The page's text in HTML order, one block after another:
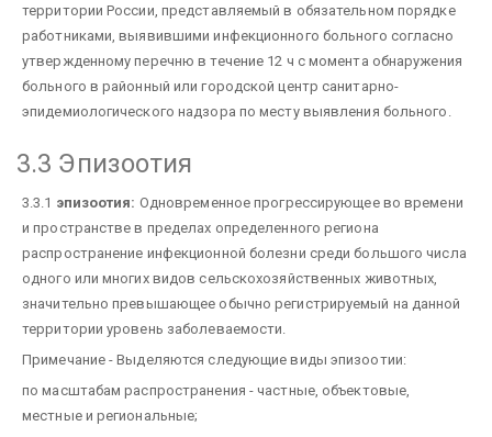
территории России, представляемый в обязательном порядке
работниками, выявившими инфекционного больного согласно
утвержденному перечню в течение 12 ч с момента обнаружения
больного в районный или городской центр санитарно-
эпидемиологического надзора по месту выявления больного.
3.3 Эпизоотия
3.3.1 эпизоотия: Одновременное прогрессирующее во времени
и пространстве в пределах определенного региона
распространение инфекционной болезни среди большого числа
одного или многих видов сельскохозяйственных животных,
значительно превышающее обычно регистрируемый на данной
территории уровень заболеваемости.
Примечание - Выделяются следующие виды эпизоотии:
по масштабам распространения - частные, объектовые,
местные и региональные;